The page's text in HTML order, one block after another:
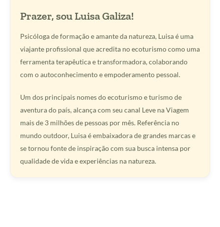
Prazer, sou Luisa Galiza!
Psicóloga de formação e amante da natureza, Luisa é uma
viajante profissional que acredita no ecoturismo como uma
ferramenta terapêutica e transformadora, colaborando
com o autoconhecimento e empoderamento pessoal.
Um dos principais nomes do ecoturismo e turismo de
aventura do país, alcança com seu canal Leve na Viagem
mais de 3 milhões de pessoas por mês. Referência no
mundo outdoor, Luisa é embaixadora de grandes marcas e
se tornou fonte de inspiração com sua busca intensa por
qualidade de vida e experiências na natureza.